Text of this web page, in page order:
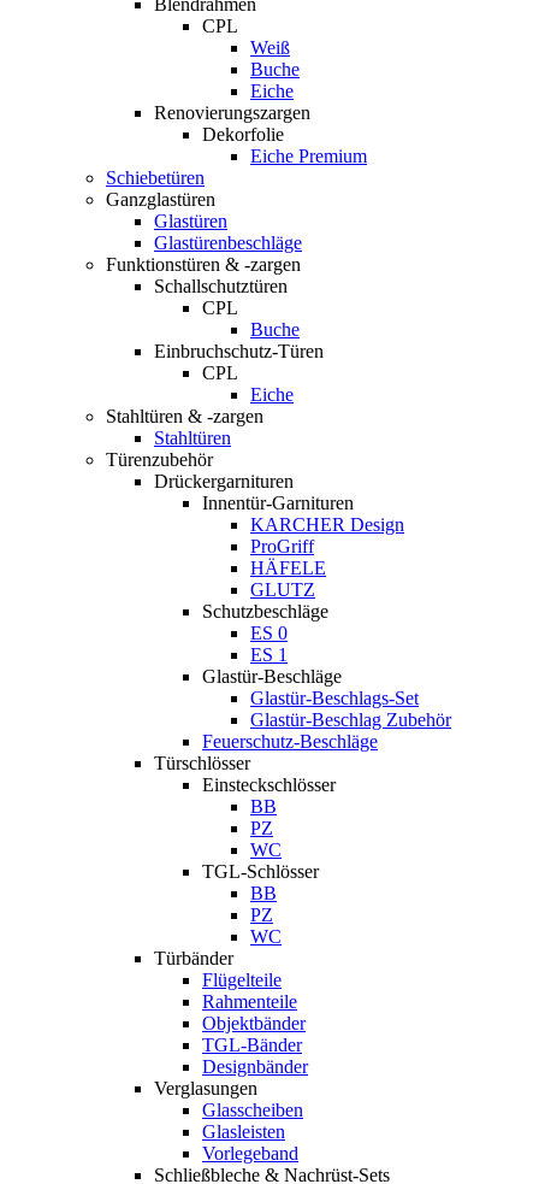
Blendrahmen
CPL
Weiß
Buche
Eiche
Renovierungszargen
Dekorfolie
Eiche Premium
Schiebetüren
Ganzglastüren
Glastüren
Glastürenbeschläge
Funktionstüren & -zargen
Schallschutztüren
CPL
Buche
Einbruchschutz-Türen
CPL
Eiche
Stahltüren & -zargen
Stahltüren
Türenzubehör
Drückergarnituren
Innentür-Garnituren
KARCHER Design
ProGriff
HÄFELE
GLUTZ
Schutzbeschläge
ES 0
ES 1
Glastür-Beschläge
Glastür-Beschlags-Set
Glastür-Beschlag Zubehör
Feuerschutz-Beschläge
Türschlösser
Einsteckschlösser
BB
PZ
WC
TGL-Schlösser
BB
PZ
WC
Türbänder
Flügelteile
Rahmenteile
Objektbänder
TGL-Bänder
Designbänder
Verglasungen
Glasscheiben
Glasleisten
Vorlegeband
Schließbleche & Nachrüst-Sets